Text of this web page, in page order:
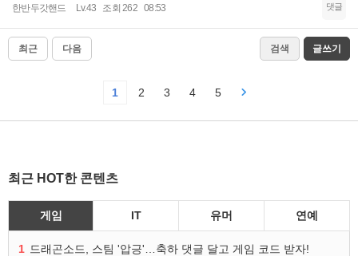
한반두갓핸드 Lv.43 조회 262 08:53 댓글
최근 다음 검색 글쓰기
1 2 3 4 5
최근 HOT한 콘텐츠
게임 IT 유머 연예
1 드래곤소드, 스팀 '압긍'…축하 댓글 달고 게임 코드 받자!